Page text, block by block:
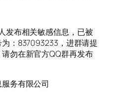
发布相关敏感信息，已被
：837093233，进群请提
勿在新官方QQ群再发布
务有限公司